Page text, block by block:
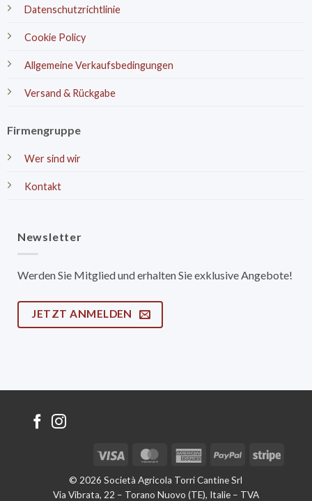
Datenschutzrichtlinie
Cookie Policy
Allgemeine Verkaufsbedingungen
Versand & Rückgabe
Firmengruppe
Wer sind wir
Kontakt
Newsletter
Werden Sie Mitglied und erhalten Sie exklusive Angebote!
JETZT ANMELDEN
© 2026 Società Agricola Torri Cantine Srl
Via Vibrata, 22 – Torano Nuovo (TE), Italie – TVA
Visa MasterCardAmericanPayPal Stripe